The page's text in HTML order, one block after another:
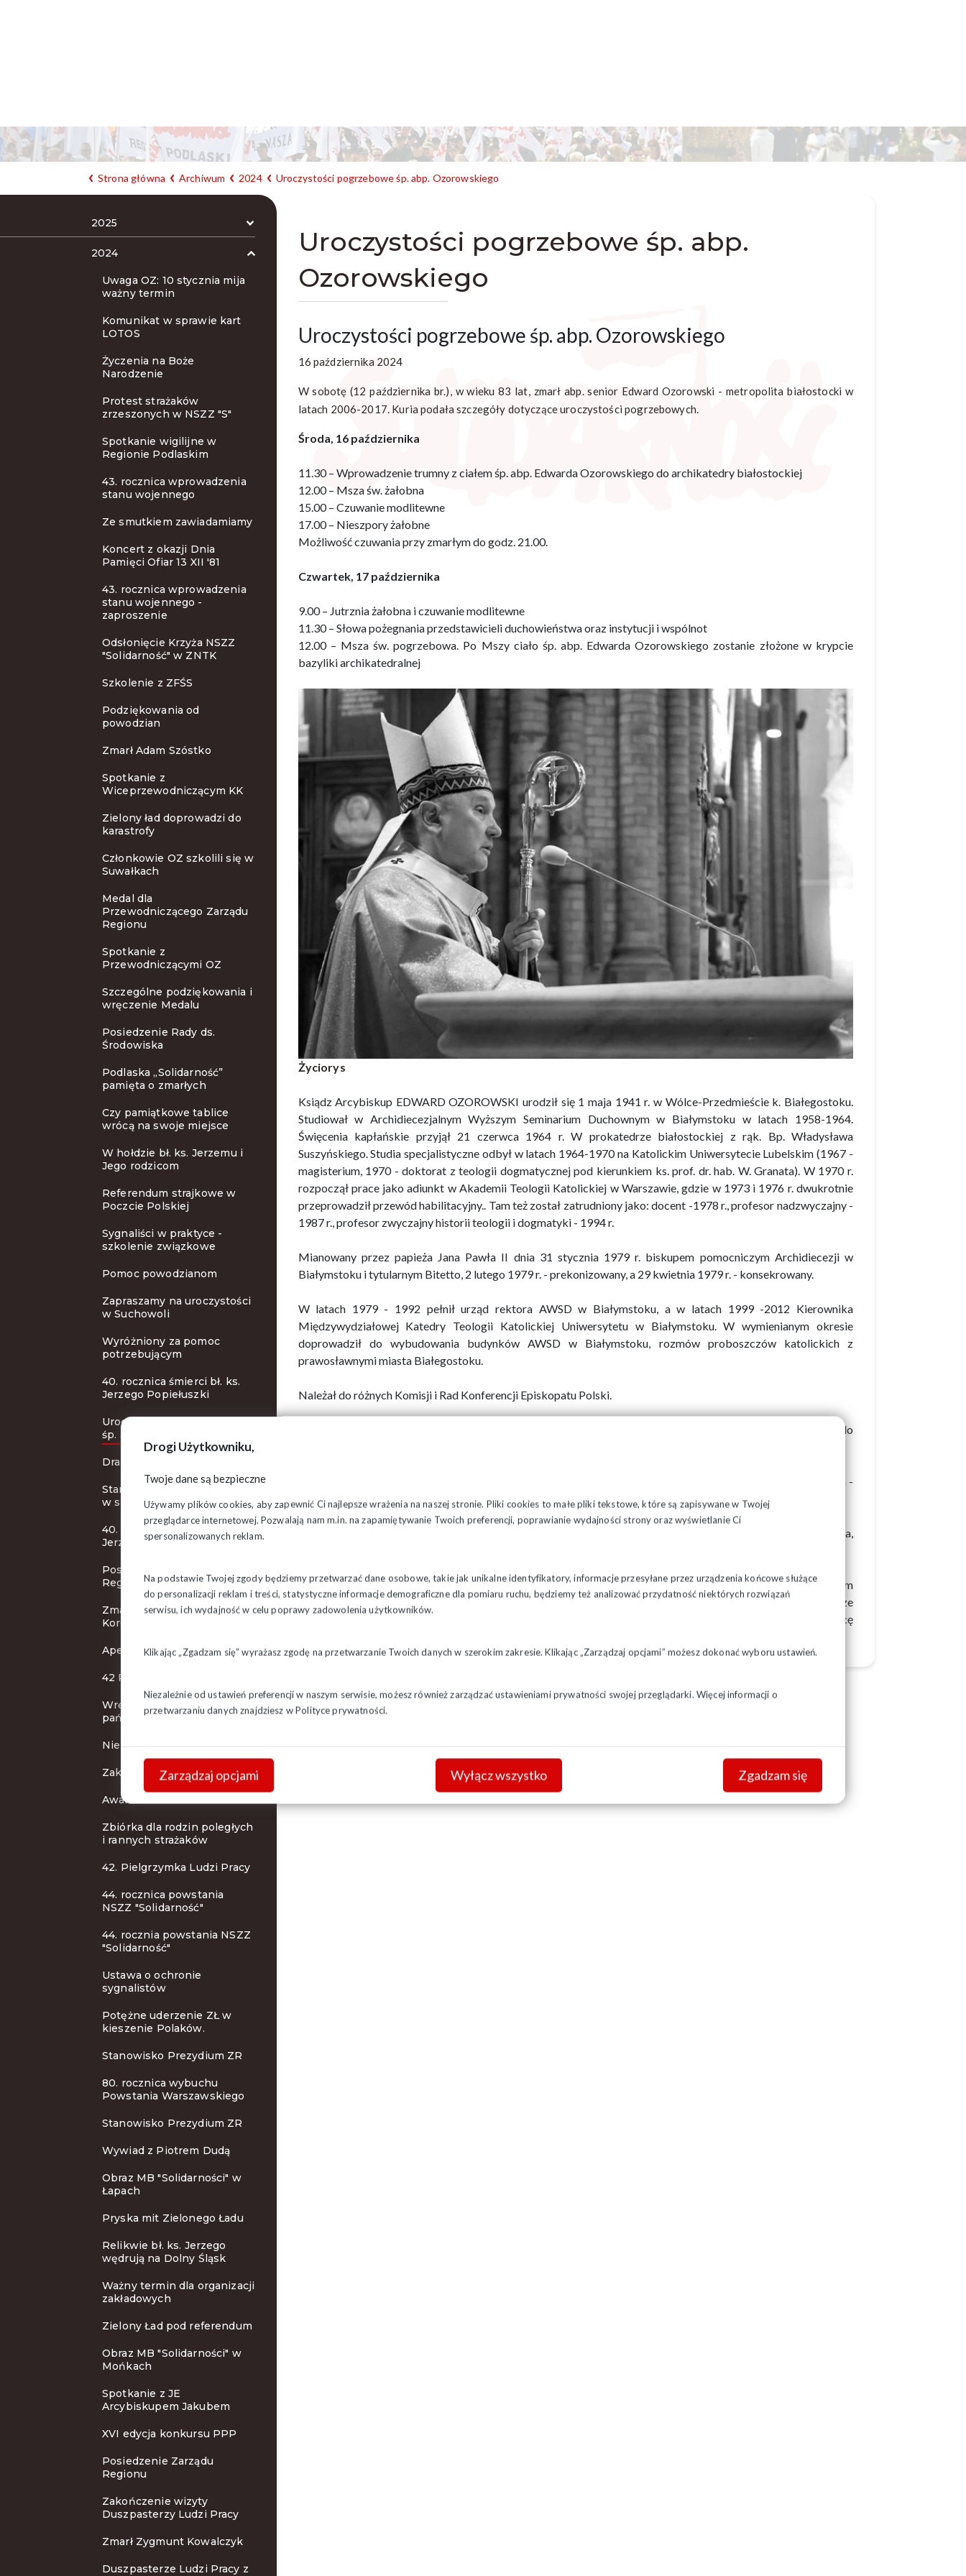
Drogi Użytkowniku,
Twoje dane są bezpieczne
Używamy plików cookies, aby zapewnić Ci najlepsze wrażenia na naszej stronie. Pliki cookies to małe pliki tekstowe, które są zapisywane w Twojej
przeglądarce internetowej. Pozwalają nam m.in. na zapamiętywanie Twoich preferencji, poprawianie wydajności strony oraz wyświetlanie Ci
spersonalizowanych reklam.
Na podstawie Twojej zgody będziemy przetwarzać dane osobowe, takie jak unikalne identyfikatory, informacje przesyłane przez urządzenia końcowe służące
do personalizacji reklam i treści, statystyczne informacje demograficzne dla pomiaru ruchu, będziemy też analizować przydatność niektórych rozwiązań
serwisu, ich wydajność w celu poprawy zadowolenia użytkowników.
Klikając „Zgadzam się” wyrażasz zgodę na przetwarzanie Twoich danych w szerokim zakresie. Klikając „Zarządzaj opcjami” możesz dokonać wyboru ustawień.
Niezależnie od ustawień preferencji w naszym serwisie, możesz również zarządzać ustawieniami prywatności swojej przeglądarki. Więcej informacji o
przetwarzaniu danych znajdziesz wPolityce prywatności.
Zarządzaj opcjami Wyłącz wszystko Zgadzam się
Strona główna Archiwum 2024 Uroczystości pogrzebowe śp. abp. Ozorowskiego
2025
2024
Uwaga OZ: 10 stycznia mija
ważny termin
Komunikat w sprawie kart
LOTOS
Życzenia na Boże
Narodzenie
Protest strażaków
zrzeszonych w NSZZ "S"
Spotkanie wigilijne w
Regionie Podlaskim
43. rocznica wprowadzenia
stanu wojennego
Ze smutkiem zawiadamiamy
Koncert z okazji Dnia
Pamięci Ofiar 13 XII '81
43. rocznica wprowadzenia
stanu wojennego -
zaproszenie
Odsłonięcie Krzyża NSZZ
"Solidarność" w ZNTK
Szkolenie z ZFŚS
Podziękowania od
powodzian
Zmarł Adam Szóstko
Spotkanie z
Wiceprzewodniczącym KK
Zielony ład doprowadzi do
karastrofy
Członkowie OZ szkolili się w
Suwałkach
Medal dla
Przewodniczącego Zarządu
Regionu
Spotkanie z
Przewodniczącymi OZ
Szczególne podziękowania i
wręczenie Medalu
Posiedzenie Rady ds.
Środowiska
Podlaska „Solidarność”
pamięta o zmarłych
Czy pamiątkowe tablice
wrócą na swoje miejsce
W hołdzie bł. ks. Jerzemu i
Jego rodzicom
Referendum strajkowe w
Poczcie Polskiej
Sygnaliści w praktyce -
szkolenie związkowe
Pomoc powodzianom
Zapraszamy na uroczystości
w Suchowoli
Wyróżniony za pomoc
potrzebującym
40. rocznica śmierci bł. ks.
Jerzego Popiełuszki
Uroczystości pogrzebowe
śp. abp. Ozorowskiego
Drapieżny Zielony (Nie)Ład
Stanowisko Prezydium ZR
w sprawie Cargo
40. rocznica śmierci bł. ks.
Jerzego Popiełuszki
Posiedzenie Zarządu
Regionu
Zmarła Stanisława
Korolkiewicz
Apel o pomoc powodzianom
42 Pielgrzymka Ludzi Pracy
Wręczenie odznaczeń
państwowych
Nie żyje Jacek Rybicki
Zakończenie peregrynacji
Awaria telefonów!
Zbiórka dla rodzin poległych
i rannych strażaków
42. Pielgrzymka Ludzi Pracy
44. rocznica powstania
NSZZ "Solidarność"
44. rocznia powstania NSZZ
"Solidarność"
Ustawa o ochronie
sygnalistów
Potężne uderzenie ZŁ w
kieszenie Polaków.
Stanowisko Prezydium ZR
80. rocznica wybuchu
Powstania Warszawskiego
Stanowisko Prezydium ZR
Wywiad z Piotrem Dudą
Obraz MB "Solidarności" w
Łapach
Pryska mit Zielonego Ładu
Relikwie bł. ks. Jerzego
wędrują na Dolny Śląsk
Ważny termin dla organizacji
zakładowych
Zielony Ład pod referendum
Obraz MB "Solidarności" w
Mońkach
Spotkanie z JE
Arcybiskupem Jakubem
XVI edycja konkursu PPP
Posiedzenie Zarządu
Regionu
Zakończenie wizyty
Duszpasterzy Ludzi Pracy
Zmarł Zygmunt Kowalczyk
Duszpasterze Ludzi Pracy z
Uroczystości pogrzebowe śp. abp.
Ozorowskiego
Uroczystości pogrzebowe śp. abp. Ozorowskiego
16 października 2024
W sobotę (12 października br.), w wieku 83 lat, zmarł abp. senior Edward Ozorowski - metropolita białostocki w
latach 2006-2017. Kuria podała szczegóły dotyczące uroczystości pogrzebowych.
Środa, 16 października
11.30 – Wprowadzenie trumny z ciałem śp. abp. Edwarda Ozorowskiego do archikatedry białostockiej
12.00 – Msza św. żałobna
15.00 – Czuwanie modlitewne
17.00 – Nieszpory żałobne
Możliwość czuwania przy zmarłym do godz. 21.00.
Czwartek, 17 października
9.00 – Jutrznia żałobna i czuwanie modlitewne
11.30 – Słowa pożegnania przedstawicieli duchowieństwa oraz instytucji i wspólnot
12.00 – Msza św. pogrzebowa. Po Mszy ciało śp. abp. Edwarda Ozorowskiego zostanie złożone w krypcie
bazyliki archikatedralnej
Życiorys
Ksiądz Arcybiskup EDWARD OZOROWSKI urodził się 1 maja 1941 r. w Wólce-Przedmieście k. Białegostoku.
Studiował w Archidiecezjalnym Wyższym Seminarium Duchownym w Białymstoku w latach 1958-1964.
Święcenia kapłańskie przyjął 21 czerwca 1964 r. W prokatedrze białostockiej z rąk. Bp. Władysława
Suszyńskiego. Studia specjalistyczne odbył w latach 1964-1970 na Katolickim Uniwersytecie Lubelskim (1967 -
magisterium, 1970 - doktorat z teologii dogmatycznej pod kierunkiem ks. prof. dr. hab. W. Granata). W 1970 r.
rozpoczął prace jako adiunkt w Akademii Teologii Katolickiej w Warszawie, gdzie w 1973 i 1976 r. dwukrotnie
przeprowadził przewód habilitacyjny.. Tam też został zatrudniony jako: docent -1978 r., profesor nadzwyczajny -
1987 r., profesor zwyczajny historii teologii i dogmatyki - 1994 r.
Mianowany przez papieża Jana Pawła II dnia 31 stycznia 1979 r. biskupem pomocniczym Archidiecezji w
Białymstoku i tytularnym Bitetto, 2 lutego 1979 r. - prekonizowany, a 29 kwietnia 1979 r. - konsekrowany.
W latach 1979 - 1992 pełnił urząd rektora AWSD w Białymstoku, a w latach 1999 -2012 Kierownika
Międzywydziałowej Katedry Teologii Katolickiej Uniwersytetu w Białymstoku. W wymienianym okresie
doprowadził do wybudowania budynków AWSD w Białymstoku, rozmów proboszczów katolickich z
prawosławnymi miasta Białegostoku.
Należał do różnych Komisji i Rad Konferencji Episkopatu Polski.
Metropolitą Białostockim został mianowany przez papieża Benedykta XVI 21 października 2006 r. Ingres do
W herbie Arcybiskupa Edwarda Ozorowskiego widnieje św. Franciszek przytulony do ukrzyżowanego Mistrza -
Jezusa i Matka Miłosierdzia oraz słowa pasterskiego zawołania z Listu do Filipian „W Tym, który umacnia”.
1 maja 2016 r. zgodnie z wymogami Kodeksu Prawa Kanonicznego złożył rezygnację na ręce papieża Franciszka,
12 kwietnia 2017 r. Ojciec Święty Franciszek mianował nowym nowym Arcybiskupem Metropolitą Białostockim
ks. Tadeusza Wojdę SAC i zlecił Arcybiskupowi Edwardowi Ozorowskiemu posługę biskupią w charakterze
administratora apostolskiego Archidiecezji Białostockiej do czasu kanonicznego objęcia urzędu przez następcę